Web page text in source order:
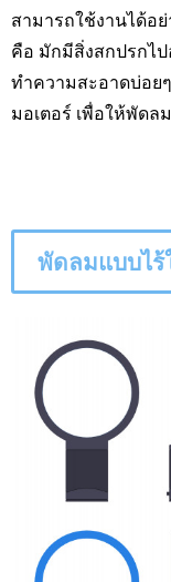
สามารถใช้งานได้อย่
คือ มักมีสิ่งสกปรกไ
ทำความสะอาดบ่อย
มอเตอร์ เพื่อให้พัดล
พัดลมแบบไร้